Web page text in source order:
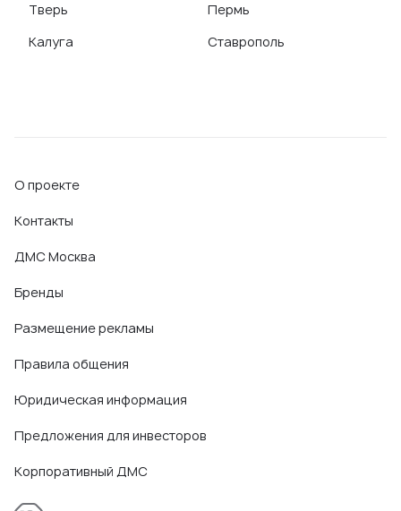
Тверь
Калуга
Пермь
Ставрополь
О проекте
Контакты
ДМС Москва
Бренды
Размещение рекламы
Правила общения
Юридическая информация
Предложения для инвесторов
Корпоративный ДМС